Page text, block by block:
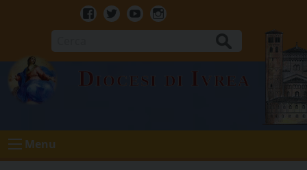
Facebook
TwitterYoutubeInstagram
Diocesi di Ivrea
Menu